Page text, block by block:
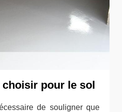
pour le sol
de souligner que